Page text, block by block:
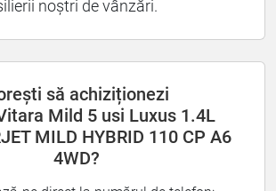
noștri de vânzări.
să achiziționezi
Mild 5 usi Luxus 1.4L
MILD HYBRID 110 CP A6
4WD?